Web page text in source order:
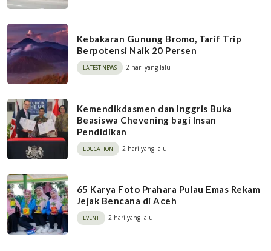
Kebakaran Gunung Bromo, Tarif Trip
Berpotensi Naik 20 Persen
LATEST NEWS 2 hari yang lalu
Kemendikdasmen dan Inggris Buka
Beasiswa Chevening bagi Insan
Pendidikan
EDUCATION 2 hari yang lalu
65 Karya Foto Prahara Pulau Emas Rekam
Jejak Bencana di Aceh
EVENT 2 hari yang lalu